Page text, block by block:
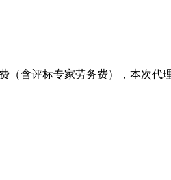
含评标专家劳务费），本次代